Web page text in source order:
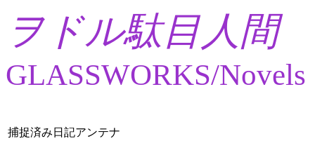
ヲドル駄目人間
GLASSWORKS/Novels
捕捉済み日記アンテナ